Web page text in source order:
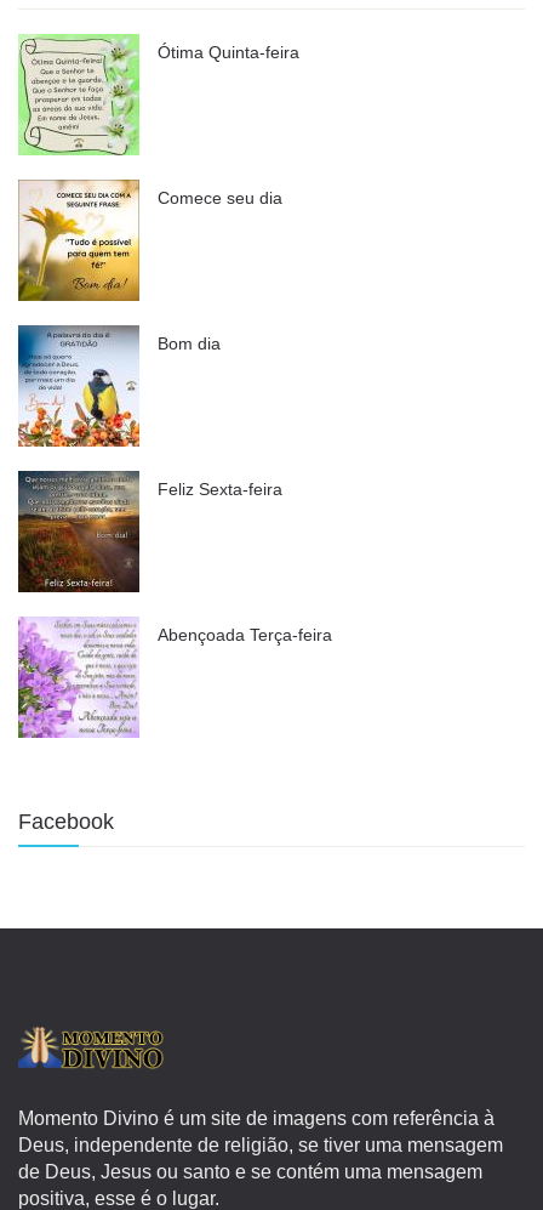
Ótima Quinta-feira
Comece seu dia
Bom dia
Feliz Sexta-feira
Abençoada Terça-feira
Facebook
Momento Divino é um site de imagens com referência à
Deus, independente de religião, se tiver uma mensagem
de Deus, Jesus ou santo e se contém uma mensagem
positiva, esse é o lugar.